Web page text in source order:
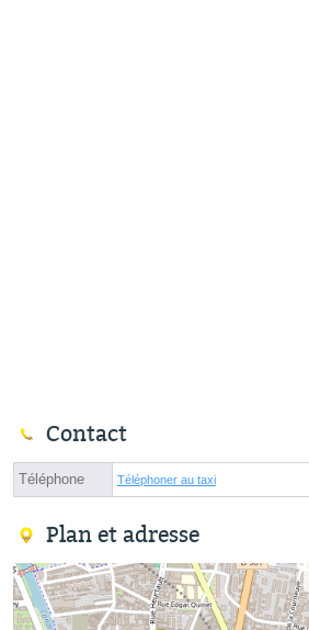
Contact
Téléphone Téléphoner au taxi
Plan et adresse